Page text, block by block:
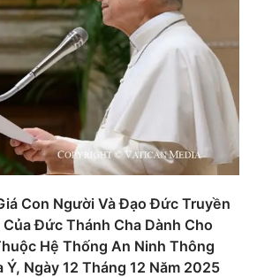
Con Người Và Đạo Đức Truyền
Đức Thánh Cha Dành Cho
Hệ Thống An Ninh Thông
Ý, Ngày 12 Tháng 12 Năm 2025